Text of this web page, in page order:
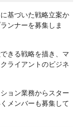
基づいた戦略立案か
ンナーを募集しま
きる戦略を描き、マ
ライアントのビジネ
ョン業務からスター
メンバーも募集して